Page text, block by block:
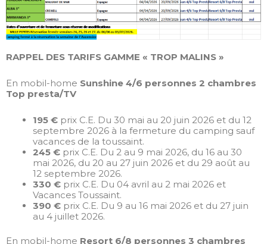
RAPPEL DES TARIFS GAMME « TROP MALINS »
En mobil-home Sunshine 4/6 personnes 2 chambres
Top presta/TV
195 € prix C.E. Du 30 mai au 20 juin 2026 et du 12
septembre 2026 à la fermeture du camping sauf
vacances de la toussaint.
245 € prix C.E. Du 2 au 9 mai 2026, du 16 au 30
mai 2026, du 20 au 27 juin 2026 et du 29 août au
12 septembre 2026.
330 € prix C.E. Du 04 avril au 2 mai 2026 et
Vacances Toussaint.
390 € prix C.E. Du 9 au 16 mai 2026 et du 27 juin
au 4 juillet 2026.
En mobil-home Resort 6/8 personnes 3 chambres